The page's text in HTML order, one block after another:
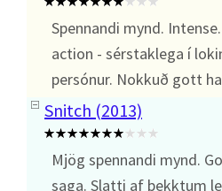
Spennandi mynd.
action - sérstaklega í
persónur. Nokkuð gott
Snitch (2013)
Mjög spennandi mynd.
saga. Slatti af þekktum